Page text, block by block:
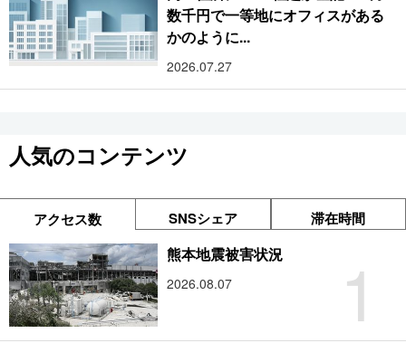
数千円で一等地にオフィスがある
かのように...
2026.07.27
人気のコンテンツ
アクセス数 SNSシェア 滞在時間
1
熊本地震被害状況
2026.08.07